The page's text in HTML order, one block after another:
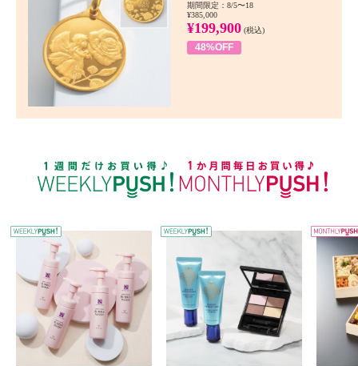
期間限定：8/5〜18
¥385,000
¥199,900 (税込)
48%OFF
WEEKLY PUSH